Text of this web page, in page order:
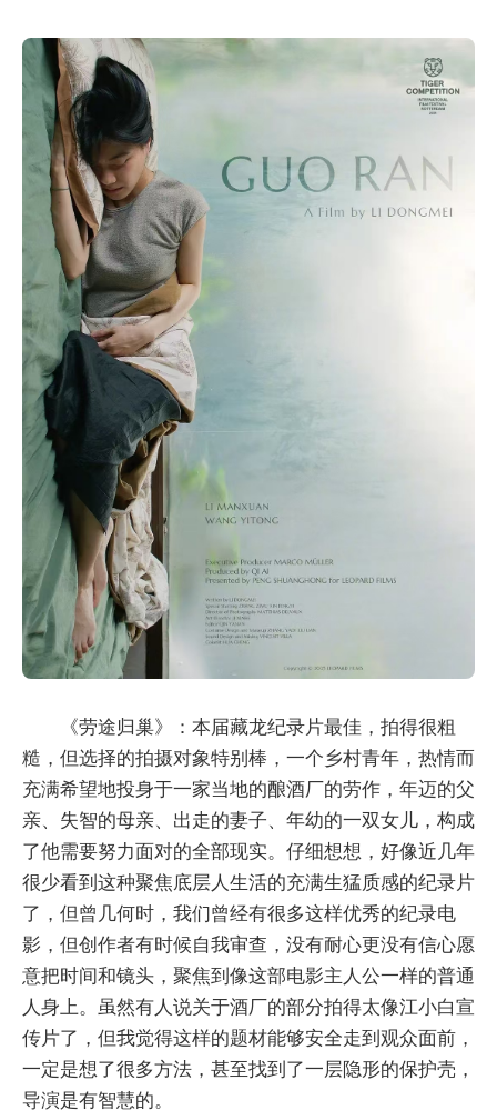
《劳途归巢》：本届藏龙纪录片最佳，拍得很粗
糙，但选择的拍摄对象特别棒，一个乡村青年，热情而
充满希望地投身于一家当地的酿酒厂的劳作，年迈的父
亲、失智的母亲、出走的妻子、年幼的一双女儿，构成
了他需要努力面对的全部现实。仔细想想，好像近几年
很少看到这种聚焦底层人生活的充满生猛质感的纪录片
了，但曾几何时，我们曾经有很多这样优秀的纪录电
影，但创作者有时候自我审查，没有耐心更没有信心愿
意把时间和镜头，聚焦到像这部电影主人公一样的普通
人身上。虽然有人说关于酒厂的部分拍得太像江小白宣
传片了，但我觉得这样的题材能够安全走到观众面前，
一定是想了很多方法，甚至找到了一层隐形的保护壳，
导演是有智慧的。